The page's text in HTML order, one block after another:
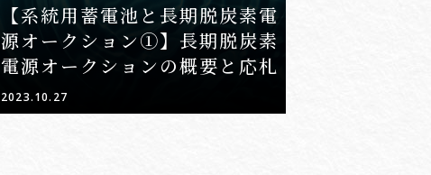
【系統用蓄電池と長期脱炭素電
源オークション①】長期脱炭素
電源オークションの概要と応札
2023.10.27